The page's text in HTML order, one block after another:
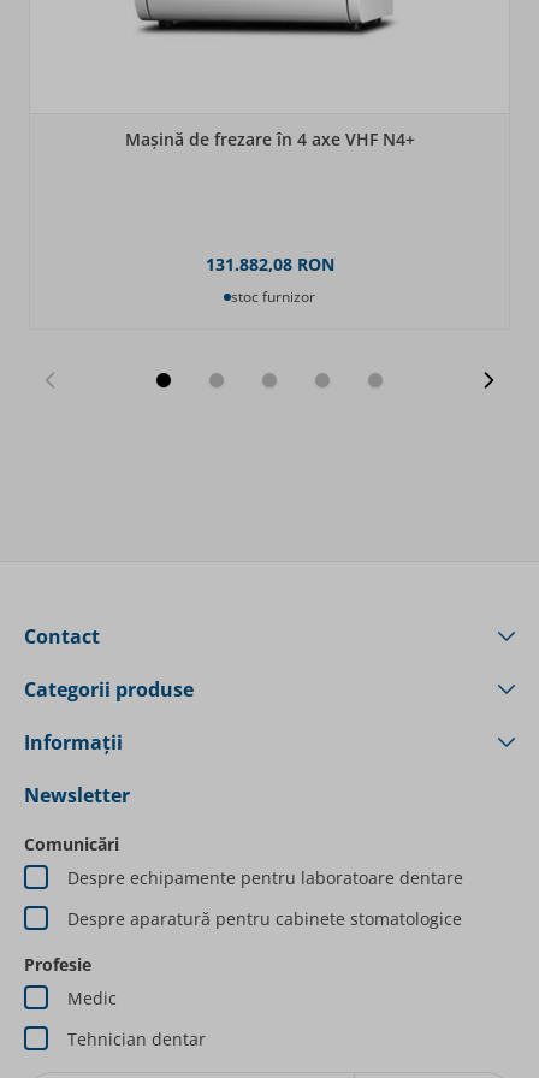
Mașină de frezare în 4 axe VHF N4+
131.882,08 RON
stoc furnizor
Contact
Categorii produse
Informații
Newsletter
Comunicări
Despre echipamente pentru laboratoare dentare
Despre aparatură pentru cabinete stomatologice
Profesie
Medic
Tehnician dentar